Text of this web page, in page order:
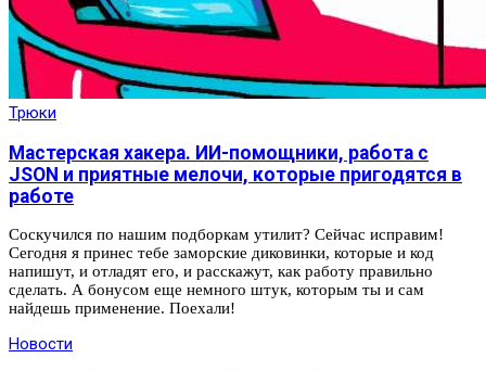
Трюки
Мастерская хакера. ИИ-помощники, работа с
JSON и приятные мелочи, которые пригодятся в
работе
Соскучился по нашим подборкам утилит? Сейчас исправим!
Сегодня я принес тебе заморские диковинки, которые и код
напишут, и отладят его, и расскажут, как работу правильно
сделать. А бонусом еще немного штук, которым ты и сам
найдешь применение. Поехали!
Новости